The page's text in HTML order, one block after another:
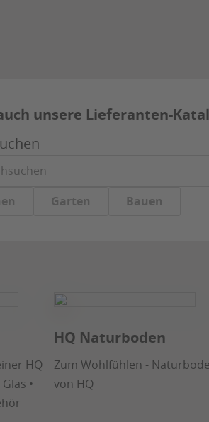
unsere Lieferanten-
Garten Bauen
HQ
•
HQ Naturboden
Zum Wohlfühlen -
von HQ